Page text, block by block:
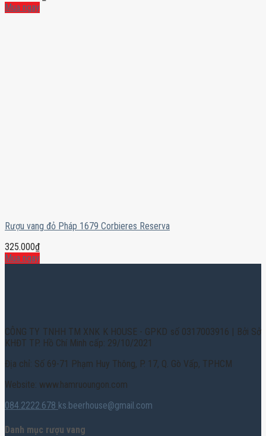
Mua ngay
Rượu vang đỏ Pháp 1679 Corbieres Reserva
325.000₫
Mua ngay
CÔNG TY TNHH TM XNK K HOUSE - GPKD số 0317003916 | Bởi Sở
KHĐT TP. Hồ Chí Minh cấp: 29/10/2021
Địa chỉ: Số 69-71 Phạm Huy Thông, P. 17, Q. Gò Vấp, TPHCM
Website: www.hamruoungon.com
084.2222.678 ks.beerhouse@gmail.com
Danh mục rượu vang